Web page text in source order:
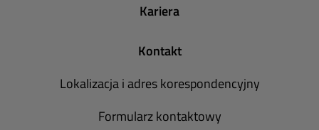
Kariera
Kontakt
Lokalizacja i adres korespondencyjny
Formularz kontaktowy